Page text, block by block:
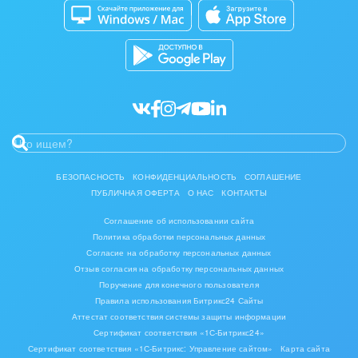
Нефть, газ
Оборудование, техника
Ритуальные услуги
Рынки и торговля
Финансы, бухгалтерия, банки
Химия и нефтехимия
Электроэнергетика
Ювелирное дело
Кибербезопасность
Разработчикам приложений
БЕЗОПАСНОСТЬ КОНФИДЕНЦИАЛЬНОСТЬ
СОГЛАШЕНИЕ
ПУБЛИЧНАЯ ОФЕРТА
О НАС КОНТАКТЫ
Соглашение об использовании сайта
Политика обработки персональных данных
Согласие на обработку персональных данных
Отзыв согласия на обработку персональных данных
Поручение для конечного пользователя
Правила использования Битрикс24 Сайты
Аттестат соответствия системы защиты информации
Сертификат соответствия «1С-Битрикс24»
Сертификат соответствия «1С-Битрикс: Управление сайтом»
Карта сайта